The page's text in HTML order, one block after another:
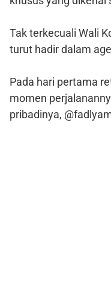
Tak terkecuali Wali
turut hadir dalam
Pada hari pertama
momen
pribadinya,